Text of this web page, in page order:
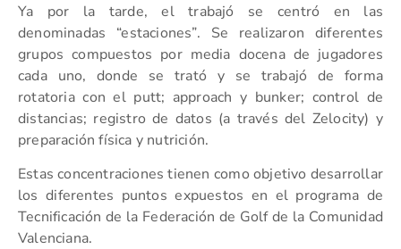
Ya por la tarde, el trabajó se centró en las
denominadas “estaciones”. Se realizaron diferentes
grupos compuestos por media docena de jugadores
cada uno, donde se trató y se trabajó de forma
rotatoria con el putt; approach y bunker; control de
distancias; registro de datos (a través del Zelocity) y
preparación física y nutrición.
Estas concentraciones tienen como objetivo desarrollar
los diferentes puntos expuestos en el programa de
Tecnificación de la Federación de Golf de la Comunidad
Valenciana.